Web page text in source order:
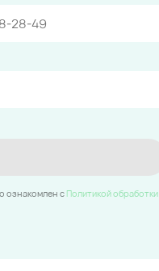
ознакомлен cПолитикой обработки